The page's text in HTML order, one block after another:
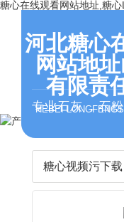
糖心在线观看网站地址,糖
河北糖心
网站地
有限责
HEBEI
专业石灰，
糖心视频污下载